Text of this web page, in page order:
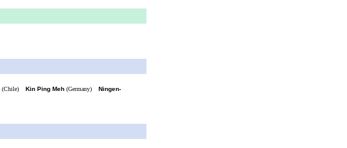
(Chile) Kin Ping Meh (Germany)
Ningen-